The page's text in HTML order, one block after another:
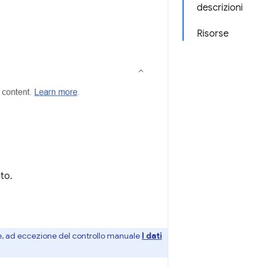
descrizioni
Risorse
ad eccezione del controllo manuale I dati